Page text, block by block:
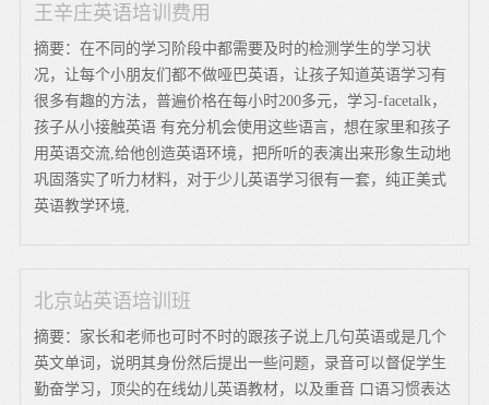
王辛庄英语培训费用
摘要：在不同的学习阶段中都需要及时的检测学生的学习状
况，让每个小朋友们都不做哑巴英语，让孩子知道英语学习有
很多有趣的方法，普遍价格在每小时200多元，学习-facetalk，
孩子从小接触英语 有充分机会使用这些语言，想在家里和孩子
用英语交流,给他创造英语环境，把所听的表演出来形象生动地
巩固落实了听力材料，对于少儿英语学习很有一套，纯正美式
英语教学环境,
北京站英语培训班
摘要：家长和老师也可时不时的跟孩子说上几句英语或是几个
英文单词，说明其身份然后提出一些问题，录音可以督促学生
勤奋学习，顶尖的在线幼儿英语教材，以及重音 口语习惯表达